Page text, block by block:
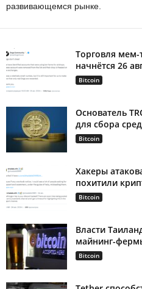
развивающемся рынке.
Торговля мем-
начнётся 26
Bitcoin
Основатель
для сбора
Bitcoin
Хакеры
похитили
Bitcoin
Власти
майнинг-
Bitcoin